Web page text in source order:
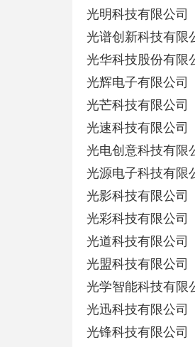
光明科技有限公司
光谱创新科技有限
光华科技股份有限
光辉电子有限公司
光芒科技有限公司
光速科技有限公司
光电创意科技有限
光源电子科技有限
光影科技有限公司
光彩科技有限公司
光道科技有限公司
光盟科技有限公司
光学智能科技有限
光迅科技有限公司
光锋科技有限公司